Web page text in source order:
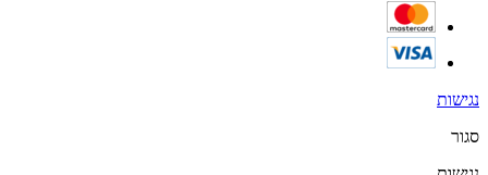
נגישות
סגור